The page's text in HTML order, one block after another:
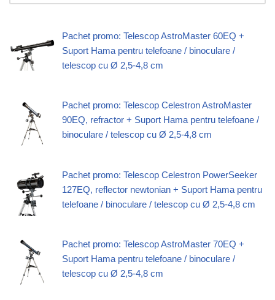
Pachet promo: Telescop AstroMaster 60EQ +
Suport Hama pentru telefoane / binoculare /
telescop cu Ø 2,5-4,8 cm
Pachet promo: Telescop Celestron AstroMaster
90EQ, refractor + Suport Hama pentru telefoane /
binoculare / telescop cu Ø 2,5-4,8 cm
Pachet promo: Telescop Celestron PowerSeeker
127EQ, reflector newtonian + Suport Hama pentru
telefoane / binoculare / telescop cu Ø 2,5-4,8 cm
Pachet promo: Telescop AstroMaster 70EQ +
Suport Hama pentru telefoane / binoculare /
telescop cu Ø 2,5-4,8 cm